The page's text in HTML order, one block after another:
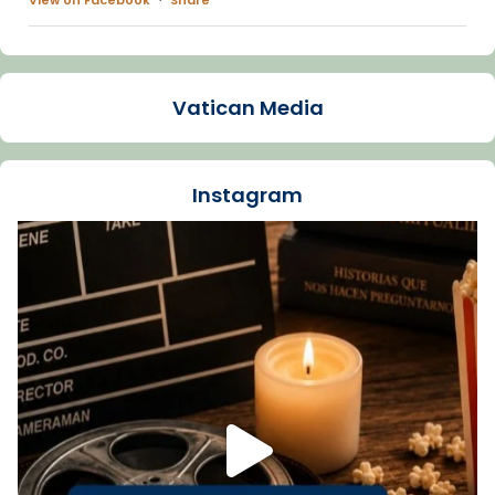
Arquebisbat de Barcelona
La Carmina va patir depressió. Fa gairebé
dos mesos, a l'Estadi Lluís Companys, la
Recupera l'entrevista comp
Vatican
tican News 👇
www.vaticannews.va/es/iglesia/news/2026-
07/carmina-historia-depresion-papa-viaje-
espana-testimoni...
Foto
View on Facebook · Share
Vatican Media
Instagram